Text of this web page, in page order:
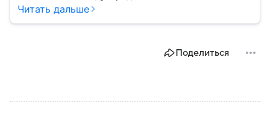
материале — основные сведения об этой стране.
Читать дальше
Поделиться